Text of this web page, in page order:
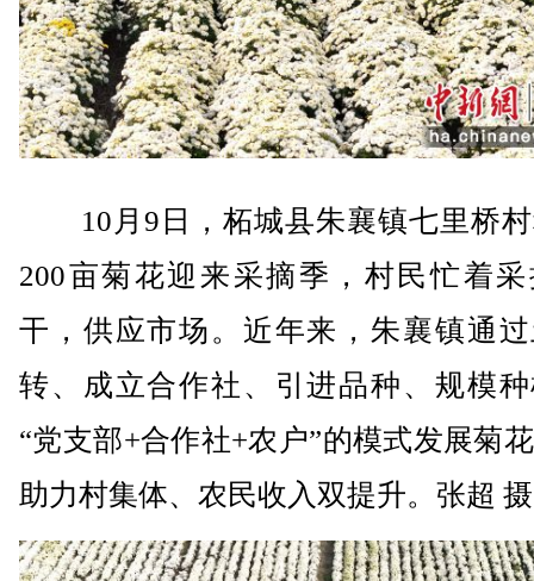
10月9日，柘城县朱襄镇七里桥村
200亩菊花迎来采摘季，村民忙着
干，供应市场。近年来，朱襄镇通
转、成立合作社、引进品种、规模
“党支部+合作社+农户”的模式发展菊
助力村集体、农民收入双提升。张超 摄